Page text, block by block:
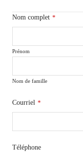
Nom complet *
Prénom
Nom de famille
Courriel *
Téléphone